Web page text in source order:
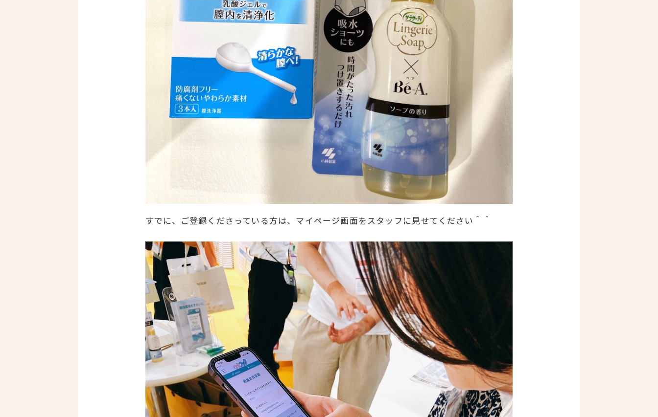
すでに、ご登録くださっている方は、マイページ画面をスタッフに見せてください＾＾